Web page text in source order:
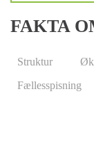
FAKTA
Struktur
Fællesspisning